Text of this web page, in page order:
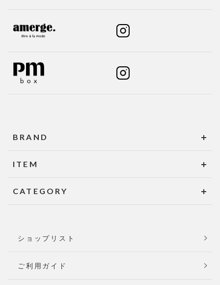
BRAND
ITEM
CATEGORY
ショップリスト
ご利用ガイド